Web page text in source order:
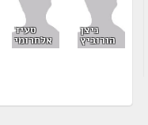
ניצן
הורוביץ
סעיד
אלחרומי